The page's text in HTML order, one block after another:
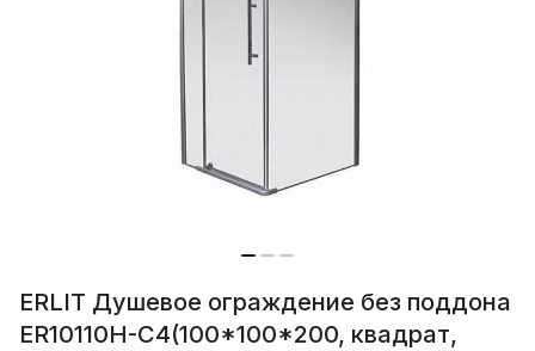
ERLIT Душевое ограждение без поддона
ER10110H-C4(100*100*200, квадрат,